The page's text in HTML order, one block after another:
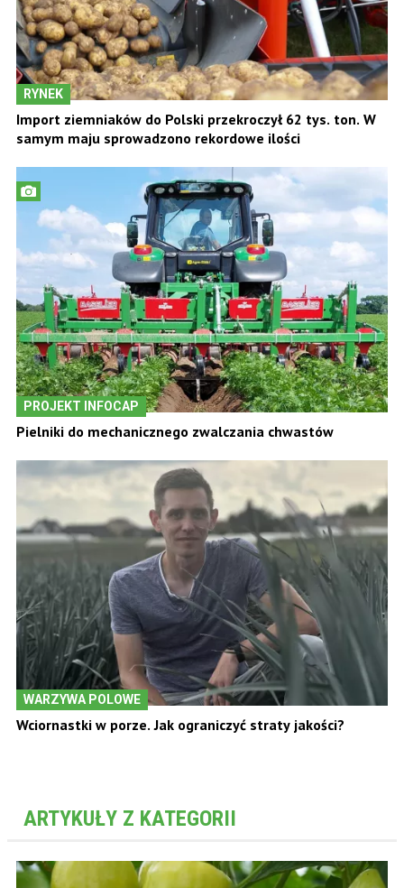
RYNEK
Import ziemniaków do Polski przekroczył 62 tys. ton. W
samym maju sprowadzono rekordowe ilości
PROJEKT INFOCAP
Pielniki do mechanicznego zwalczania chwastów
WARZYWA POLOWE
Wciornastki w porze. Jak ograniczyć straty jakości?
ARTYKUŁY Z KATEGORII